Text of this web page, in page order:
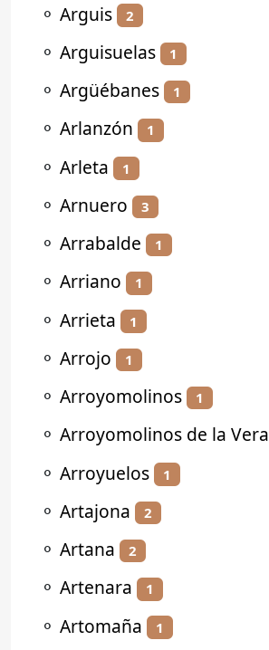
⚬ Arguis 2
⚬ Arguisuelas 1
⚬ Argüébanes 1
⚬ Arlanzón 1
⚬ Arleta 1
⚬ Arnuero 3
⚬ Arrabalde 1
⚬ Arriano 1
⚬ Arrieta 1
⚬ Arrojo 1
⚬ Arroyomolinos 1
⚬ Arroyomolinos de la Vera
⚬ Arroyuelos 1
⚬ Artajona 2
⚬ Artana 2
⚬ Artenara 1
⚬ Artomaña 1